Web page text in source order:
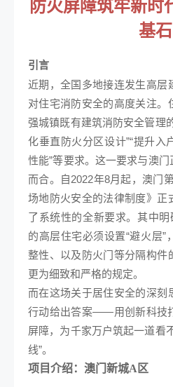
防火屏障筑牢新时
基石
引言
近期，全国多地接连发生高层
对住宅消防安全的高度关注。
强城镇既有建筑消防安全管理
化垂直防火分区设计”“提升入
性能”等要求。这一要求与澳
而合。自2022年8月起，澳门
场地防火安全的法律制度》正
了系统性的全新要求。其中
的高层住宅必须设置“避火层”
整性、以及防火门等分隔构件
更为细致和严格的规定。
而在这场关于居住安全的深刻
行动给出答案——用创新科技
屏障，为千家万户筑起一道看
线”。
项目介绍：澳门新城A区